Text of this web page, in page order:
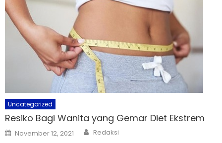
Uncategorized
Resiko Bagi Wanita yang Gemar Diet Ekstrem
Posted
on
November 12, 2021 Author
Redaksi